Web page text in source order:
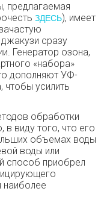
предлагаемая
ЗДЕСЬ), имеет
сразу
Генератор озона,
«набора»
дополняют УФ-
усилить
обработки
виду того, что его
объемах воды
воды или
способ приобрел
наиболее